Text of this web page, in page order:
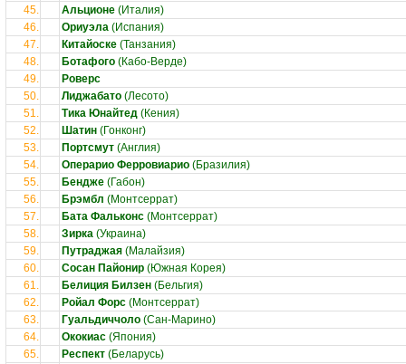
45.
Альционе (Италия)
46.
Ориуэла (Испания)
47.
Китайоске (Танзания)
48.
Ботафого (Кабо-Верде)
49.
Роверс
50.
Лиджабато (Лесото)
51.
Тика Юнайтед (Кения)
52.
Шатин (Гонконг)
53.
Портсмут (Англия)
54.
Операрио Ферровиарио (Бразилия)
55.
Бендже (Габон)
56.
Брэмбл (Монтсеррат)
57.
Бата Фальконс (Монтсеррат)
58.
Зирка (Украина)
59.
Путраджая (Малайзия)
60.
Сосан Пайонир (Южная Корея)
61.
Белиция Билзен (Бельгия)
62.
Ройал Форс (Монтсеррат)
63.
Гуальдиччоло (Сан-Марино)
64.
Ококиас (Япония)
65.
Респект (Беларусь)